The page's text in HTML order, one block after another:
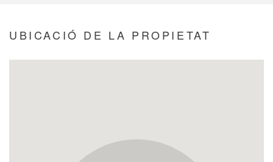
UBICACIÓ DE LA PROPIETAT